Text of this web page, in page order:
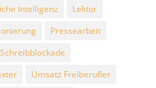
Intelligenz
Lektor
Pressearbeit
Schreibblockade
Umsatz Freiberufler